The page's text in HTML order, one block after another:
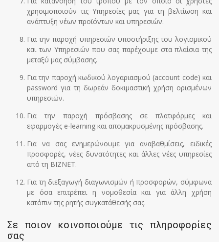
χρησιμοποιούν τις Υπηρεσίες μας για τη βελτίωση και
ανάπτυξη νέων προϊόντων και υπηρεσιών.
Για την παροχή υπηρεσιών υποστήριξης του λογισμικού
και των Υπηρεσιών που σας παρέχουμε στα πλαίσια της
μεταξύ μας σύμβασης.
Για την παροχή κωδικού λογαριασμού (account code) και
password για τη δωρεάν δοκιμαστική χρήση ορισμένων
υπηρεσιών.
Για την παροχή πρόσβασης σε πλατφόρμες και
εφαρμογές e-learning και απομακρυσμένης πρόσβασης.
Για να σας ενημερώνουμε για αναβαθμίσεις, ειδικές
προσφορές, νέες δυνατότητες και άλλες νέες υπηρεσίες
από τη BIZNET.
Για τη διεξαγωγή διαγωνισμών ή προσφορών, σύμφωνα
με όσα επιτρέπει η νομοθεσία και για άλλη χρήση
κατόπιν της ρητής συγκατάθεσής σας.
Σε ποιον κοινοποιούμε τις πληροφορίες
σας